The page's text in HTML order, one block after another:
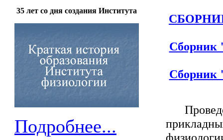
35 лет со дня создания Института
Подробнее...
Сборник
Сборник